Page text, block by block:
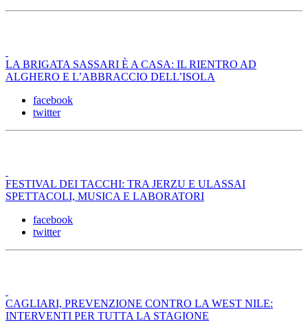
LA BRIGATA SASSARI È A CASA: IL RIENTRO AD
ALGHERO E L’ABBRACCIO DELL’ISOLA
facebook
twitter
FESTIVAL DEI TACCHI: TRA JERZU E ULASSAI
SPETTACOLI, MUSICA E LABORATORI
facebook
twitter
CAGLIARI, PREVENZIONE CONTRO LA WEST NILE:
INTERVENTI PER TUTTA LA STAGIONE